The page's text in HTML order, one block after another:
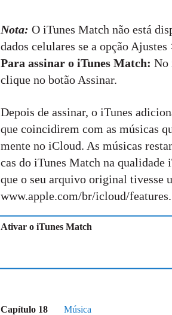
Nota: O iTunes Match não está
dados celulares se a opção
Para assinar o iTunes Match: No
clique no botão Assinar.
Depois de assinar, o iTunes
que coincidirem com as músicas
mente no iCloud. As músicas
cas do iTunes Match na
que o seu arquivo original tivesse
www.apple.com/br/icloud/features.
Ativar o iTunes Match
Capítulo 18 Música